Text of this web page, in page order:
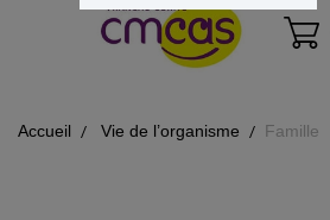
Accueil Vie de l’organisme Famille